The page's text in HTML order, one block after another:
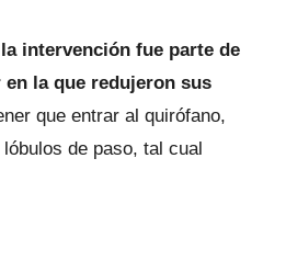
intervención fue parte de
la que redujeron sus
que entrar al quirófano,
de paso, tal cual